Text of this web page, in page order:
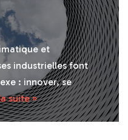
et
industrielles font
: innover, se
suite »